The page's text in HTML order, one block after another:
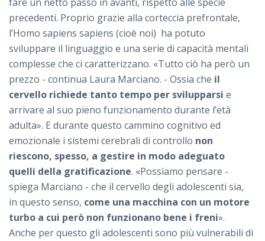
precedenti. Proprio grazie alla corteccia prefrontale,
l’Homo sapiens sapiens (cioè noi) ha potuto
sviluppare il linguaggio e una serie di capacità mentali
complesse che ci caratterizzano. «Tutto ciò ha però un
prezzo - continua Laura Marciano. - Ossia che il
cervello richiede tanto tempo per svilupparsi e
arrivare al suo pieno funzionamento durante l’età
adulta». E durante questo cammino cognitivo ed
emozionale i sistemi cerebrali di controllo non
riescono, spesso, a gestire in modo adeguato
quelli della gratificazione. «Possiamo pensare -
spiega Marciano - che il cervello degli adolescenti sia,
in questo senso, come una macchina con un motore
turbo a cui però non funzionano bene i freni».
Anche per questo gli adolescenti sono più vulnerabili di